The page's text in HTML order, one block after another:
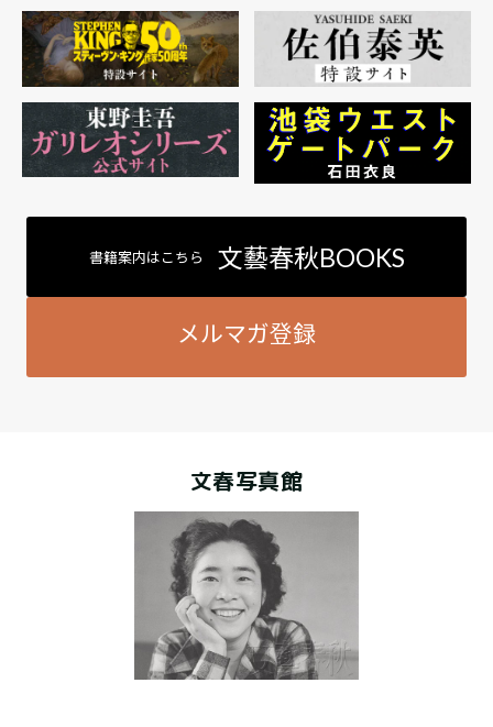
書籍案内はこちら 文藝春秋BOOKS
メルマガ登録
文春写真館